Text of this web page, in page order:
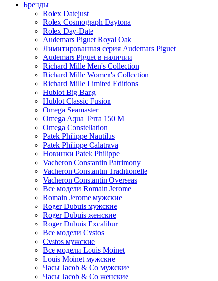
Бренды
Rolex Datejust
Rolex Cosmograph Daytona
Rolex Day-Date
Audemars Piguet Royal Oak
Лимитированная серия Audemars Piguet
Audemars Piguet в наличии
Richard Mille Men's Collection
Richard Mille Women's Collection
Richard Mille Limited Editions
Hublot Big Bang
Hublot Classic Fusion
Omega Seamaster
Omega Aqua Terra 150 M
Omega Constellation
Patek Philippe Nautilus
Patek Philippe Calatrava
Новинки Patek Philippe
Vacheron Constantin Patrimony
Vacheron Constantin Traditionelle
Vacheron Constantin Overseas
Все модели Romain Jerome
Romain Jerome мужские
Roger Dubuis мужские
Roger Dubuis женские
Roger Dubuis Excalibur
Все модели Cvstos
Cvstos мужские
Все модели Louis Moinet
Louis Moinet мужские
Часы Jacob & Co мужские
Часы Jacob & Co женские